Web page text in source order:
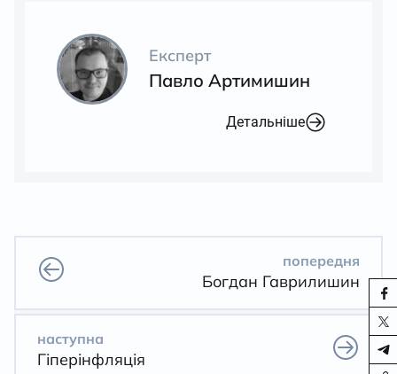
Експерт
Павло Артимишин
Детальніше
попередня
Богдан Гаврилишин
наступна
Гіперінфляція